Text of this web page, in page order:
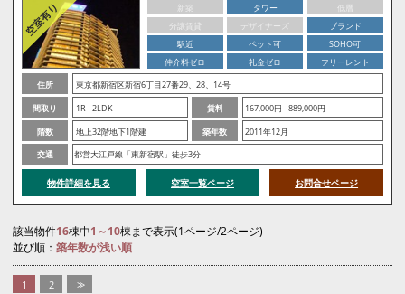
新築 タワー
低層
分譲賃貸
デザイナーズ
ブランド
駅近
ペット可
SOHO可
仲介料ゼロ
礼金ゼロ
フリーレント
住所
東京都新宿区新宿6丁目27番29、28、14号
間取り
1R - 2LDK 賃料
167,000円 - 889,000円
階数
地上32階地下1階建 築年数
2011年12月
交通
都営大江戸線「東新宿駅」徒歩3分
物件詳細を見る 空室一覧ページ お問合せページ
該当物件16棟中1～10棟まで表示(1ページ/2ページ)
並び順： 築年数が浅い順
1 2 >>